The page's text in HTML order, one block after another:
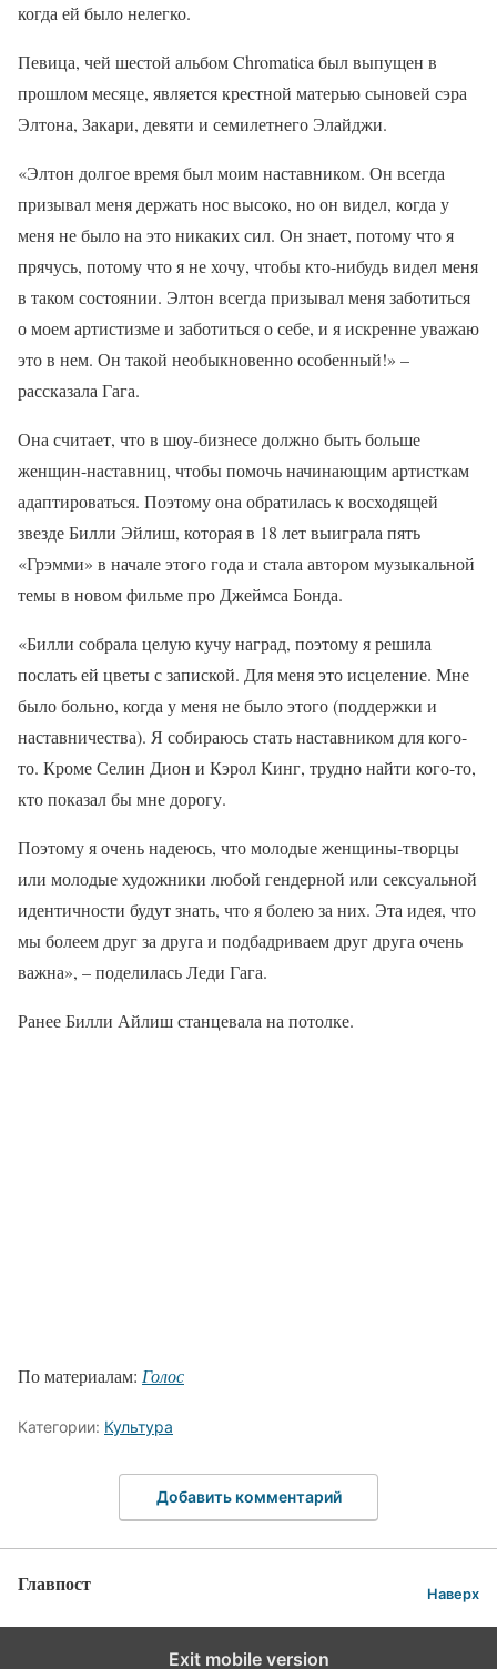
когда ей было нелегко.
Певица, чей шестой альбом Chromatica был выпущен в
прошлом месяце, является крестной матерью сыновей сэра
Элтона, Закари, девяти и семилетнего Элайджи.
«Элтон долгое время был моим наставником. Он всегда
призывал меня держать нос высоко, но он видел, когда у
меня не было на это никаких сил. Он знает, потому что я
прячусь, потому что я не хочу, чтобы кто-нибудь видел меня
в таком состоянии. Элтон всегда призывал меня заботиться
о моем артистизме и заботиться о себе, и я искренне уважаю
это в нем. Он такой необыкновенно особенный!» –
рассказала Гага.
Она считает, что в шоу-бизнесе должно быть больше
женщин-наставниц, чтобы помочь начинающим артисткам
адаптироваться. Поэтому она обратилась к восходящей
звезде Билли Эйлиш, которая в 18 лет выиграла пять
«Грэмми» в начале этого года и стала автором музыкальной
темы в новом фильме про Джеймса Бонда.
«Билли собрала целую кучу наград, поэтому я решила
послать ей цветы с запиской. Для меня это исцеление. Мне
было больно, когда у меня не было этого (поддержки и
наставничества). Я собираюсь стать наставником для кого-
то. Кроме Селин Дион и Кэрол Кинг, трудно найти кого-то,
кто показал бы мне дорогу.
Поэтому я очень надеюсь, что молодые женщины-творцы
или молодые художники любой гендерной или сексуальной
идентичности будут знать, что я болею за них. Эта идея, что
мы болеем друг за друга и подбадриваем друг друга очень
важна», – поделилась Леди Гага.
Ранее Билли Айлиш станцевала на потолке.
По материалам: Голос
Категории: Культура
Добавить комментарий
Главпост Наверх
Exit mobile version